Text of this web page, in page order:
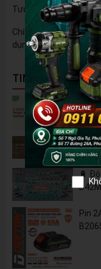
Tương thích hoàn
Chính hãng, chất
dụng và thiết bị.
TIN NỔI BẬT
5
Tủ
🔋
Pin